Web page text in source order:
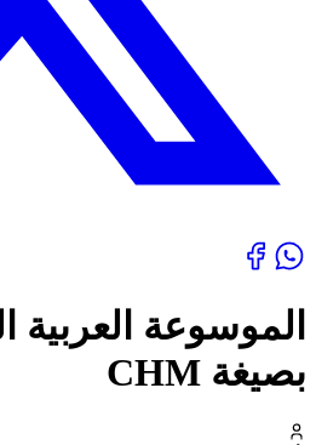
الموسوعة العربية
بصيغة CHM